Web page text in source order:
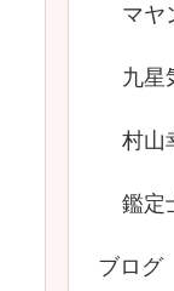
マヤ
九星
村山
鑑定
ブログ